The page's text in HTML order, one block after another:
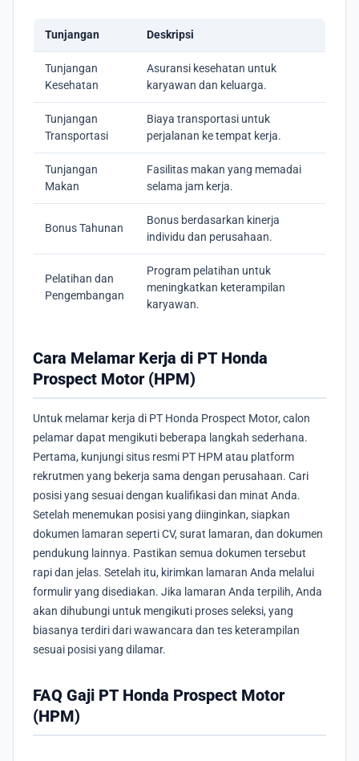
Tunjangan Deskripsi
Tunjangan
Kesehatan
Asuransi kesehatan untuk
karyawan dan keluarga.
Tunjangan
Transportasi
Biaya transportasi untuk
perjalanan ke tempat kerja.
Tunjangan
Makan
Fasilitas makan yang memadai
selama jam kerja.
Bonus Tahunan
Bonus berdasarkan kinerja
individu dan perusahaan.
Pelatihan dan
Pengembangan
Program pelatihan untuk
meningkatkan keterampilan
karyawan.
Cara Melamar Kerja di PT Honda
Prospect Motor (HPM)
Untuk melamar kerja di PT Honda Prospect Motor, calon
pelamar dapat mengikuti beberapa langkah sederhana.
Pertama, kunjungi situs resmi PT HPM atau platform
rekrutmen yang bekerja sama dengan perusahaan. Cari
posisi yang sesuai dengan kualifikasi dan minat Anda.
Setelah menemukan posisi yang diinginkan, siapkan
dokumen lamaran seperti CV, surat lamaran, dan dokumen
pendukung lainnya. Pastikan semua dokumen tersebut
rapi dan jelas. Setelah itu, kirimkan lamaran Anda melalui
formulir yang disediakan. Jika lamaran Anda terpilih, Anda
akan dihubungi untuk mengikuti proses seleksi, yang
biasanya terdiri dari wawancara dan tes keterampilan
sesuai posisi yang dilamar.
FAQ Gaji PT Honda Prospect Motor
(HPM)